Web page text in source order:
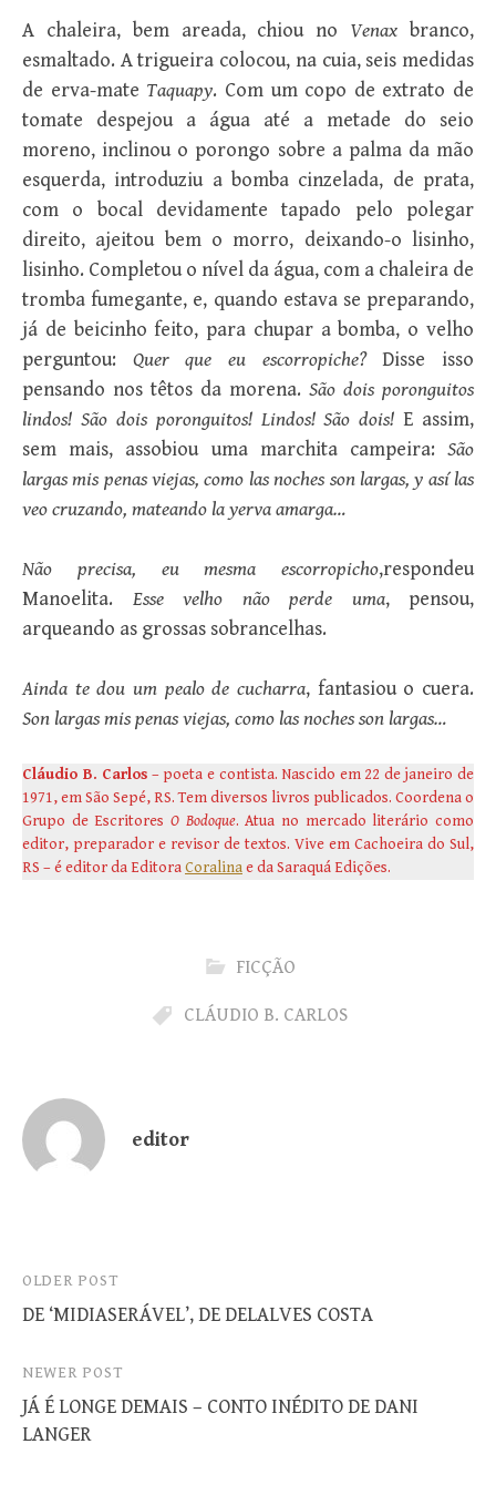
A chaleira, bem areada, chiou no Venax branco,
esmaltado. A trigueira colocou, na cuia, seis medidas
de erva-mate Taquapy. Com um copo de extrato de
tomate despejou a água até a metade do seio
moreno, inclinou o porongo sobre a palma da mão
esquerda, introduziu a bomba cinzelada, de prata,
com o bocal devidamente tapado pelo polegar
direito, ajeitou bem o morro, deixando-o lisinho,
lisinho. Completou o nível da água, com a chaleira de
tromba fumegante, e, quando estava se preparando,
já de beicinho feito, para chupar a bomba, o velho
perguntou: Quer que eu escorropiche?Disse isso
pensando nos têtos da morena. São dois poronguitos
lindos! São dois poronguitos! Lindos! São dois!E assim,
sem mais, assobiou uma marchita campeira: São
largas mis penas viejas, como las noches son largas, y así las
veo cruzando, mateando la yerva amarga…
Não precisa, eu mesma escorropicho,respondeu
Manoelita. Esse velho não perde uma, pensou,
arqueando as grossas sobrancelhas.
Ainda te dou um pealo de cucharra, fantasiou o cuera.
Son largas mis penas viejas, como las noches son largas…
Cláudio B. Carlos – poeta e contista. Nascido em 22 de janeiro de
1971, em São Sepé, RS. Tem diversos livros publicados. Coordena o
Grupo de Escritores O Bodoque. Atua no mercado literário como
editor, preparador e revisor de textos. Vive em Cachoeira do Sul,
RS – é editor da EditoraCoralinae da Saraquá Edições.
FICÇÃO
CLÁUDIO B. CARLOS
editor
Post
navigation
OLDER POST
DE ‘MIDIASERÁVEL’, DE DELALVES COSTA
NEWER POST
JÁ É LONGE DEMAIS – CONTO INÉDITO DE DANI
LANGER